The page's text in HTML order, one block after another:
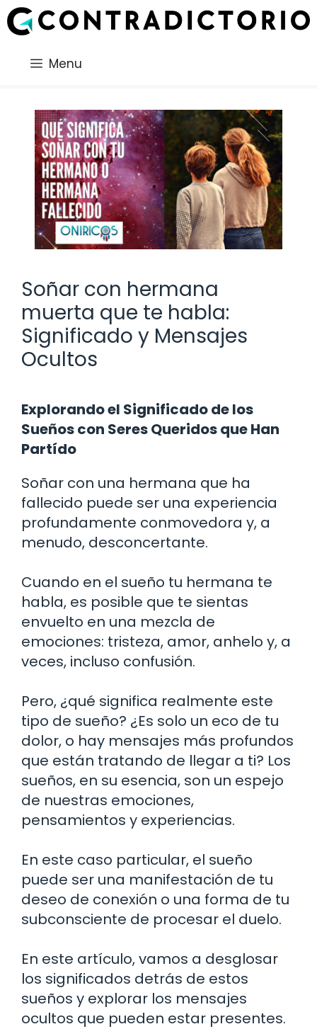
Saltar
al
Menu
Soñar con hermana
muerta que te habla:
Significado y Mensajes
Ocultos
Explorando el Significado de los
Sueños con Seres Queridos que Han
Partído
Soñar con una hermana que ha
fallecido puede ser una experiencia
profundamente conmovedora y, a
menudo, desconcertante.
Cuando en el sueño tu hermana te
habla, es posible que te sientas
envuelto en una mezcla de
emociones: tristeza, amor, anhelo y, a
veces, incluso confusión.
Pero, ¿qué significa realmente este
tipo de sueño? ¿Es solo un eco de tu
dolor, o hay mensajes más profundos
que están tratando de llegar a ti? Los
sueños, en su esencia, son un espejo
de nuestras emociones,
pensamientos y experiencias.
En este caso particular, el sueño
puede ser una manifestación de tu
deseo de conexión o una forma de tu
subconsciente de procesar el duelo.
En este artículo, vamos a desglosar
los significados detrás de estos
sueños y explorar los mensajes
ocultos que pueden estar presentes.